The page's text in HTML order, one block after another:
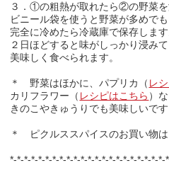
３．①の粗熱が取れたら②の野菜を
ビニール袋を使うと野菜が多めで
完全に冷めたら冷蔵庫で保存します
２日ほどすると味がしっかり浸みて
美味しく食べられます。
＊ 野菜はほかに、パプリカ（ レ
カリフラワー（ レシピはこちら ）
きのこやきゅうりでも美味しいで
＊ ピクルススパイスのお買い物
*-*-*-*-*-*-*-*-*-*-*-*-*-*-*-*-*-*-*-*-*-*-*